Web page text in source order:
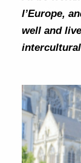
l’Europe,
well and